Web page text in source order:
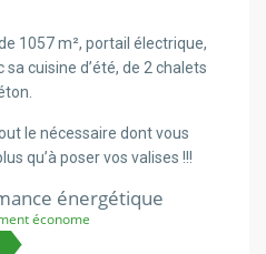
1057 m², portail électrique,
cuisine d’été, de 2 chalets
le nécessaire dont vous
qu’à poser vos valises !!!
énergétique
économe